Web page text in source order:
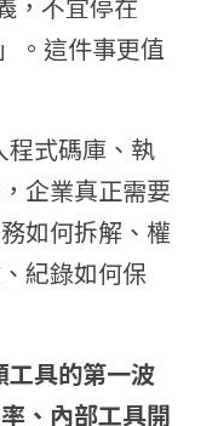
。這件事更值
程式碼庫、執
企業真正需要
如何拆解、權
紀錄如何保
具的第一波
、內部工具開